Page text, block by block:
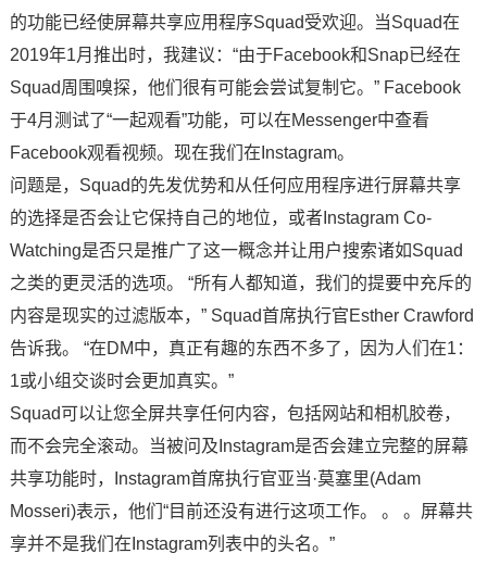
的功能已经使屏幕共享应用程序Squad受欢迎。当Squad在
2019年1月推出时，我建议：“由于Facebook和Snap已经在
Squad周围嗅探，他们很有可能会尝试复制它。” Facebook
于4月测试了“一起观看”功能，可以在Messenger中查看
Facebook观看视频。现在我们在Instagram。
问题是，Squad的先发优势和从任何应用程序进行屏幕共享
的选择是否会让它保持自己的地位，或者Instagram Co-
Watching是否只是推广了这一概念并让用户搜索诸如Squad
之类的更灵活的选项。 “所有人都知道，我们的提要中充斥的
内容是现实的过滤版本，” Squad首席执行官Esther Crawford
告诉我。 “在DM中，真正有趣的东西不多了，因为人们在1：
1或小组交谈时会更加真实。”
Squad可以让您全屏共享任何内容，包括网站和相机胶卷，
而不会完全滚动。当被问及Instagram是否会建立完整的屏幕
共享功能时，Instagram首席执行官亚当·莫塞里(Adam
Mosseri)表示，他们“目前还没有进行这项工作。 。 。屏幕共
享并不是我们在Instagram列表中的头名。”